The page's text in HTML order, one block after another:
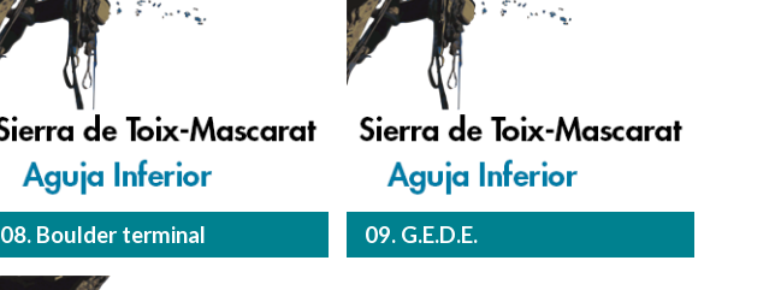
08. Boulder terminal 09. G.E.D.E.